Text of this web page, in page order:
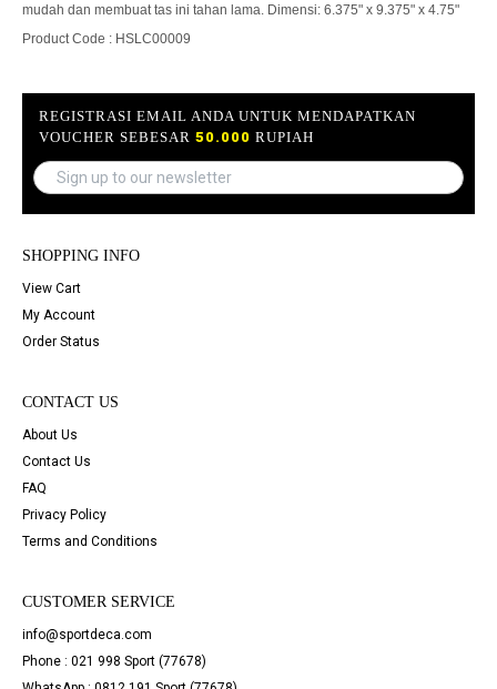
mudah dan membuat tas ini tahan lama. Dimensi: 6.375" x 9.375" x 4.75"
Product Code : HSLC00009
REGISTRASI EMAIL ANDA UNTUK MENDAPATKAN
VOUCHER SEBESAR 50.000 RUPIAH
SHOPPING INFO
View Cart
My Account
Order Status
CONTACT US
About Us
Contact Us
FAQ
Privacy Policy
Terms and Conditions
CUSTOMER SERVICE
info@sportdeca.com
Phone : 021 998 Sport (77678)